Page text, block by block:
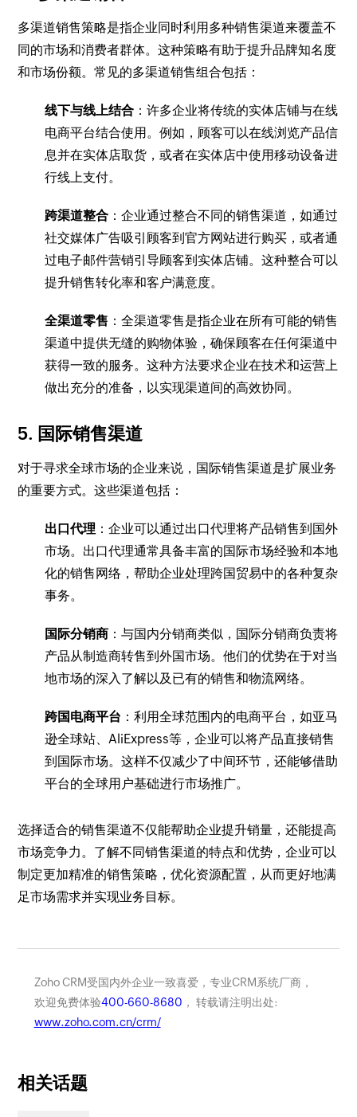
多渠道销售策略是指企业同时利用多种销售渠道来覆盖不
同的市场和消费者群体。这种策略有助于提升品牌知名度
和市场份额。常见的多渠道销售组合包括：
线下与线上结合 ：许多企业将传统的实体店铺与在线
电商平台结合使用。例如，顾客可以在线浏览产品信
息并在实体店取货，或者在实体店中使用移动设备进
行线上支付。
跨渠道整合 ：企业通过整合不同的销售渠道，如通过
社交媒体广告吸引顾客到官方网站进行购买，或者通
过电子邮件营销引导顾客到实体店铺。这种整合可以
提升销售转化率和客户满意度。
全渠道零售 ：全渠道零售是指企业在所有可能的销售
渠道中提供无缝的购物体验，确保顾客在任何渠道中
获得一致的服务。这种方法要求企业在技术和运营上
做出充分的准备，以实现渠道间的高效协同。
5. 国际销售渠道
对于寻求全球市场的企业来说，国际销售渠道是扩展业务
的重要方式。这些渠道包括：
出口代理 ：企业可以通过出口代理将产品销售到国外
市场。出口代理通常具备丰富的国际市场经验和本地
化的销售网络，帮助企业处理跨国贸易中的各种复杂
事务。
国际分销商 ：与国内分销商类似，国际分销商负责将
产品从制造商转售到外国市场。他们的优势在于对当
地市场的深入了解以及已有的销售和物流网络。
跨国电商平台 ：利用全球范围内的电商平台，如亚马
逊全球站、AliExpress等，企业可以将产品直接销售
到国际市场。这样不仅减少了中间环节，还能够借助
平台的全球用户基础进行市场推广。
选择适合的销售渠道不仅能帮助企业提升销量，还能提高
市场竞争力。了解不同销售渠道的特点和优势，企业可以
制定更加精准的销售策略，优化资源配置，从而更好地满
足市场需求并实现业务目标。
Zoho CRM受国内外企业一致喜爱，专业CRM系统厂商，
欢迎免费体验400-660-8680 ， 转载请注明出处:
www.zoho.com.cn/crm/
相关话题